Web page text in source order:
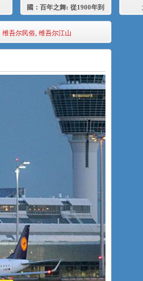
國：百年之舞: 從1900年到
维吾尔民俗, 维吾尔江山